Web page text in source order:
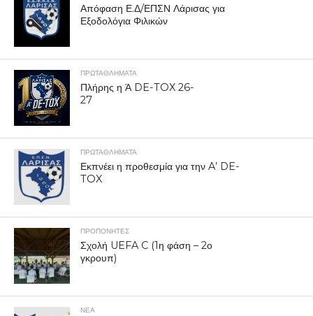
Απόφαση Ε.Δ/ΕΠΣΝ Λάρισας για
Εξοδολόγια Φιλικών
ΠΡΩΤΑΘΛΉΜΑΤΑ
Πλήρης η Ά DE-TOX 26-
27
ΠΡΩΤΑΘΛΉΜΑΤΑ
Εκπνέει η προθεσμία για την A’ DE-
TOX
ΠΡΟΠΟΝΗΤΈΣ
Σχολή UEFA C (1η φάση – 2ο
γκρουπ)
ΝΕΑ